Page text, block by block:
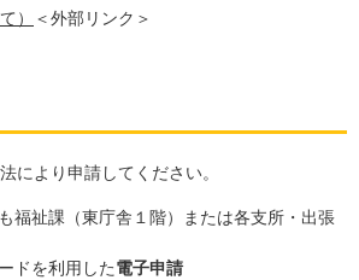
）
＜外部リンク＞
により申請してください。
福祉課（東庁舎１階）または各支所・出張
ドを利用した電子申請